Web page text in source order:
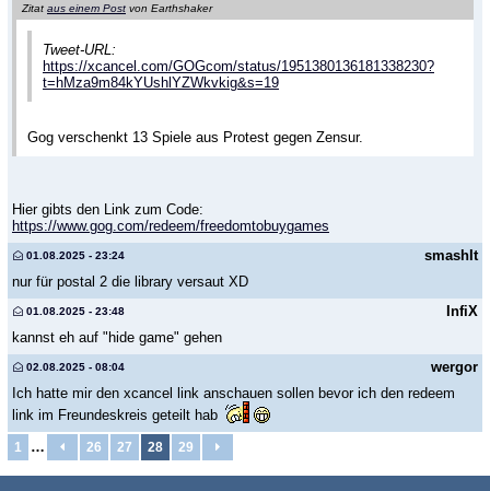
Zitat aus einem Post von Earthshaker
Tweet-URL:
https://xcancel.com/GOGcom/status/1951380136181338230?
t=hMza9m84kYUshlYZWkvkig&s=19
Gog verschenkt 13 Spiele aus Protest gegen Zensur.
Hier gibts den Link zum Code:
https://www.gog.com/redeem/freedomtobuygames
smashIt
01.08.2025 - 23:24
nur für postal 2 die library versaut XD
InfiX
01.08.2025 - 23:48
kannst eh auf "hide game" gehen
wergor
02.08.2025 - 08:04
Ich hatte mir den xcancel link anschauen sollen bevor ich den redeem
link im Freundeskreis geteilt hab
1 … 26 27 28 29